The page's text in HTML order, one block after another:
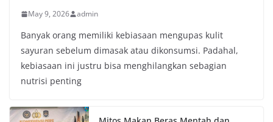
May 9, 2026 admin
Banyak orang memiliki kebiasaan mengupas kulit
sayuran sebelum dimasak atau dikonsumsi. Padahal,
kebiasaan ini justru bisa menghilangkan sebagian
nutrisi penting